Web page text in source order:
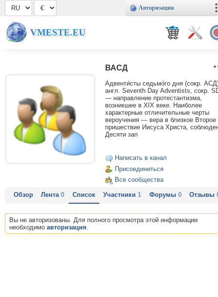
Авторизация
VMESTE.EU
ВАСД
Адвенти́сты седьмо́го дня (сокр.
англ. Seventh Day Adventists, сокр.
— направление протестантизма,
возникшее в XIX веке. Наиболее
характерные отличительные черты
вероучения — вера в близкое Второе
пришествие Иисуса Христа,
Десяти зап
Написать в канал
Присоединиться
Все сообщества
Обзор Лента0 Список Участники1 Форумы 0 Отзывы
Вы не авторизованы. Для полного просмотра этой информации
необходимо авторизация.